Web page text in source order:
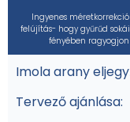
Ingyenes
felújítás- hogy gyűrűd
fényében ragyogjon
Imola arany
Tervező ajánlása: